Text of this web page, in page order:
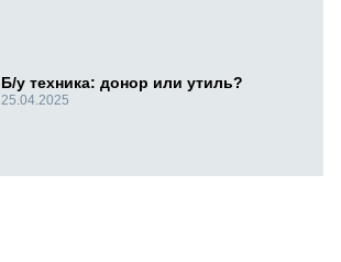
Б/у техника: донор или утиль?
25.04.2025